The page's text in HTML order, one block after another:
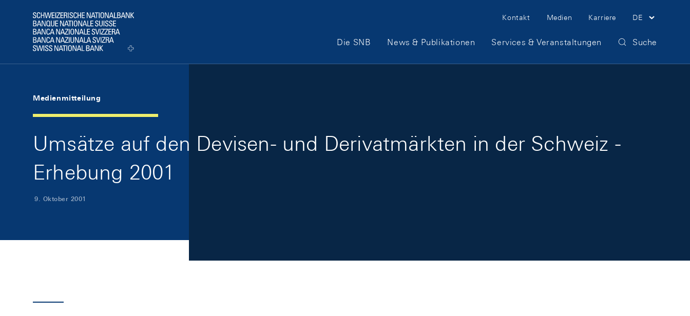
Logo
Meta Navigation
Kontakt Medien Karriere DE
Hauptnavigation
Die SNB News & Publikationen Services & Veranstaltungen Suche
Medienmitteilung
Umsätze auf den Devisen- und Derivatmärkten in der Schweiz -
Erhebung 2001
9. Oktober 2001